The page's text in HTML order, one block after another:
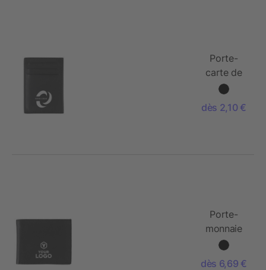
Porte-
carte de
crédit
RFID en
croûte de
dès 2,10 €
Porte-
monnaie
en croûte
dès 6,69 €